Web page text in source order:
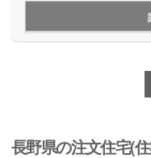
フォローも充実してい
っており、長野県内の
強いので、土地からお
長野県の注文住宅(